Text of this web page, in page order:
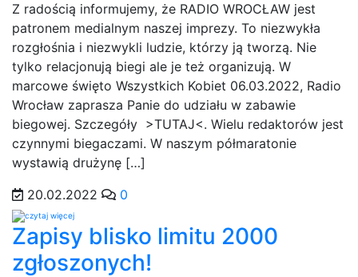
Z radością informujemy, że RADIO WROCŁAW jest
patronem medialnym naszej imprezy. To niezwykła
rozgłośnia i niezwykli ludzie, którzy ją tworzą. Nie
tylko relacjonują biegi ale je też organizują. W
marcowe święto Wszystkich Kobiet 06.03.2022, Radio
Wrocław zaprasza Panie do udziału w zabawie
biegowej. Szczegóły >TUTAJ<. Wielu redaktorów jest
czynnymi biegaczami. W naszym półmaratonie
wystawią drużynę […]
20.02.2022
0
Zapisy blisko limitu 2000
zgłoszonych!